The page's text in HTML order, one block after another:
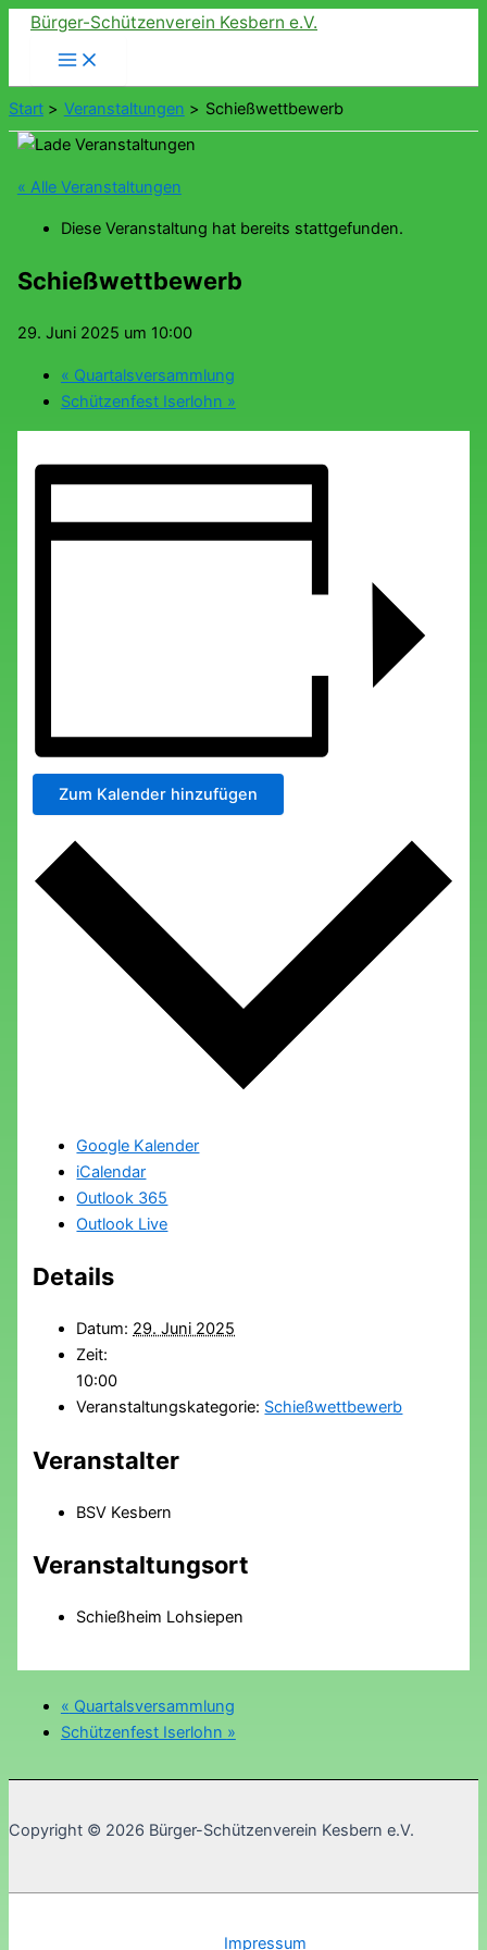
Zum
springen
Bürger-Schützenverein Kesbern e.V.
Start Veranstaltungen Schießwettbewerb
« Alle Veranstaltungen
Diese Veranstaltung hat bereits stattgefunden.
Schießwettbewerb
29. Juni 2025 um 10:00
« Quartalsversammlung
Schützenfest Iserlohn »
Zum Kalender hinzufügen
Google Kalender
iCalendar
Outlook 365
Outlook Live
Details
Datum: 29. Juni 2025
Zeit:
10:00
Veranstaltungskategorie: Schießwettbewerb
Veranstalter
BSV Kesbern
Veranstaltungsort
Schießheim Lohsiepen
« Quartalsversammlung
Schützenfest Iserlohn »
Copyright © 2026 Bürger-Schützenverein Kesbern e.V.
Impressum